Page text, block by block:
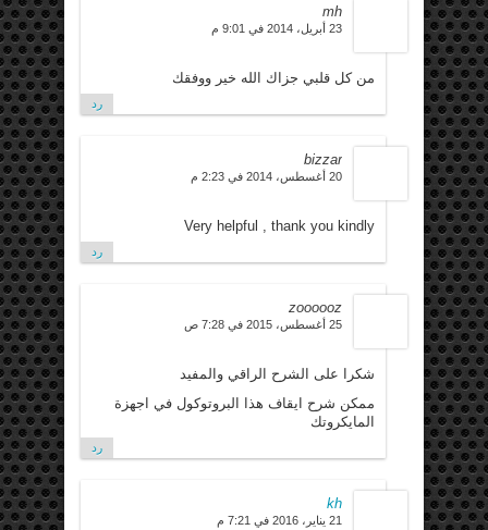
mh
23 أبريل، 2014 في 9:01 م
من كل قلبي جزاك الله خير ووفقك
رد
bizzar
20 أغسطس، 2014 في 2:23 م
Very helpful , thank you kindly
رد
zoooooz
25 أغسطس، 2015 في 7:28 ص
شكرا على الشرح الراقي والمفيد
ممكن شرح ايقاف هذا البروتوكول في اجهزة
المايكروتك
رد
kh
21 يناير، 2016 في 7:21 م